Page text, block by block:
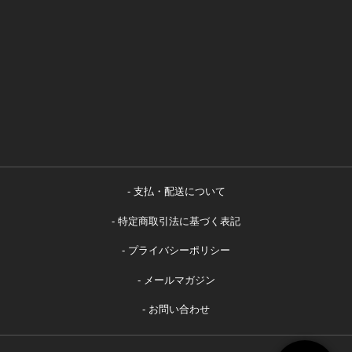
支払・配送について
特定商取引法に基づく表記
プライバシーポリシー
メールマガジン
お問い合わせ